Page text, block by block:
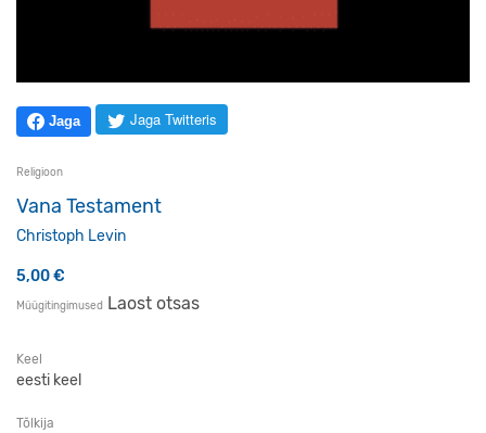
Jaga Jaga Twitteris
Religioon
Vana Testament
Christoph Levin
5,00€
Müügitingimused Laost otsas
Keel
eesti keel
Tõlkija